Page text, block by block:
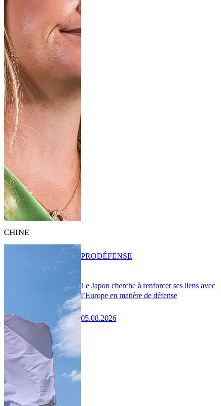
CHINE
Le Japon cherche à renforcer ses liens avec
l’Europe en matière de défense
05.08.2026
PRODÉFENSE